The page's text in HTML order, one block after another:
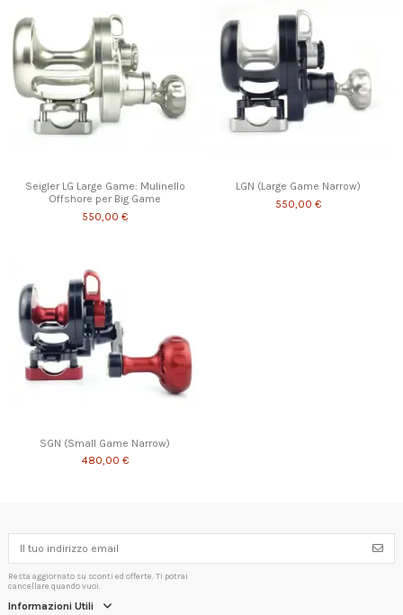
Seigler LG Large Game: Mulinello
Offshore per Big Game
550,00 €
LGN (Large Game Narrow)
550,00 €
SGN (Small Game Narrow)
480,00 €
Resta aggiornato su sconti ed offerte. Ti potrai
cancellare quando vuoi.
Informazioni Utili